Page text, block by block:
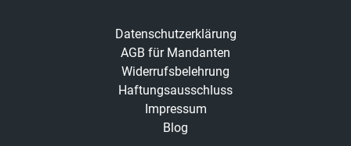
Datenschutzerklärung
AGB für Mandanten
Widerrufsbelehrung
Haftungsausschluss
Impressum
Blog